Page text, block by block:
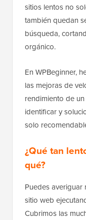
sitios lentos no
también quedan
búsqueda,
orgánico.
En WPBeginner,
las mejoras de
rendimiento de
identificar y
solo
¿Qué tan
qué?
Puedes
sitio web
Cubrimos las